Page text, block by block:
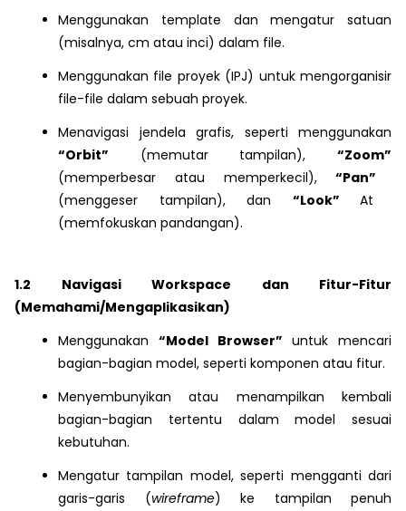
Menggunakan template dan mengatur satuan
(misalnya, cm atau inci) dalam file.
Menggunakan file proyek (IPJ) untuk mengorganisir
file-file dalam sebuah proyek.
Menavigasi jendela grafis, seperti menggunakan
“Orbit” (memutar tampilan), “Zoom”
(memperbesar atau memperkecil),“Pan”
(menggeser tampilan), dan “Look”At
(memfokuskan pandangan).
1.2 Navigasi Workspace dan Fitur-Fitur
(Memahami/Mengaplikasikan)
Menggunakan “Model Browser” untuk mencari
bagian-bagian model, seperti komponen atau fitur.
Menyembunyikan atau menampilkan kembali
bagian-bagian tertentu dalam model sesuai
kebutuhan.
Mengatur tampilan model, seperti mengganti dari
garis-garis (wireframe) ke tampilan penuh